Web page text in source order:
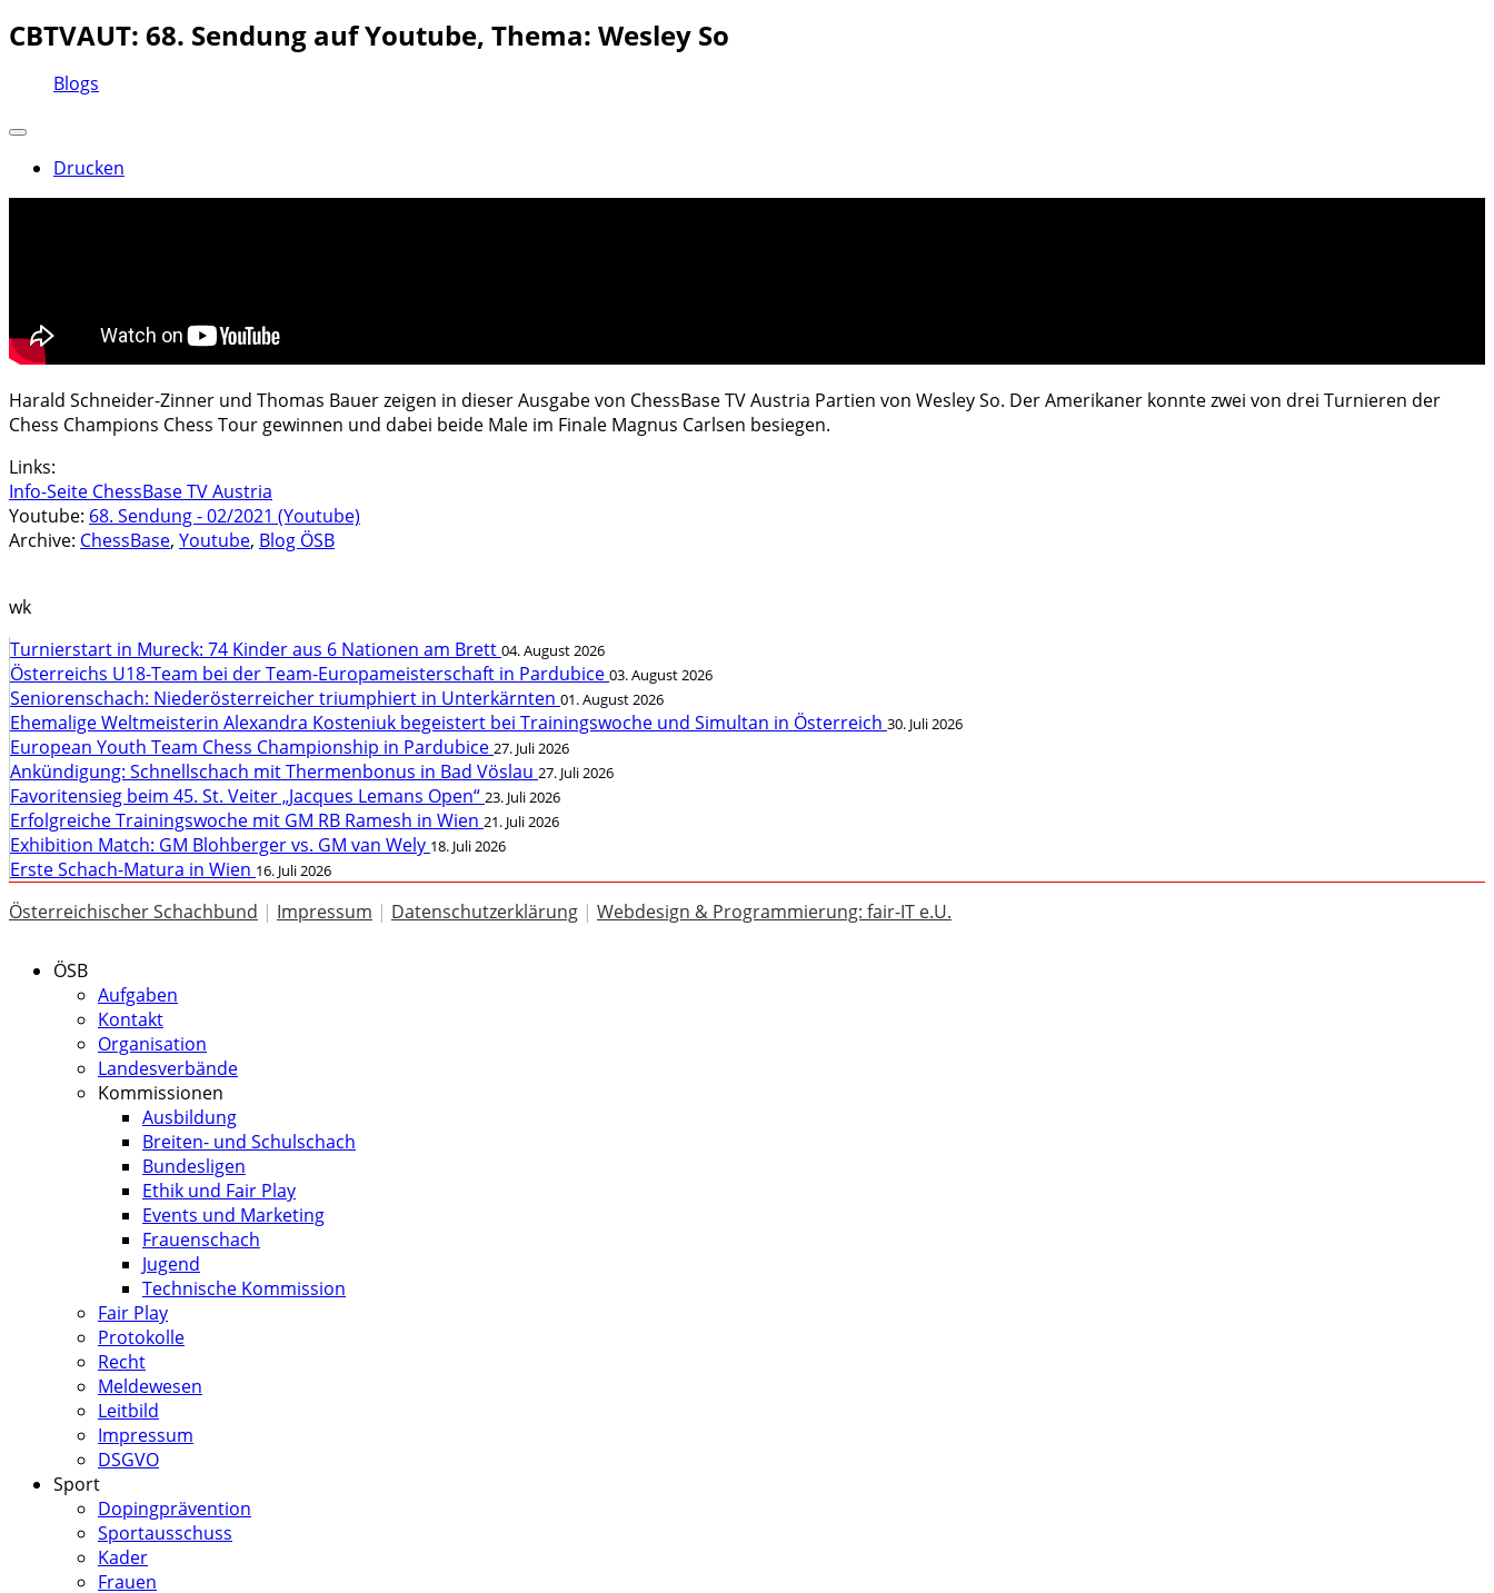
CBTVAUT: 68. Sendung auf Youtube, Thema: Wesley So
Blogs
Drucken
Harald Schneider-Zinner und Thomas Bauer zeigen in dieser Ausgabe von ChessBase TV Austria Partien von Wesley So. Der Amerikaner konnte zwei von drei Turnieren der
Chess Champions Chess Tour gewinnen und dabei beide Male im Finale Magnus Carlsen besiegen.
Links:
Info-Seite ChessBase TV Austria
Youtube: 68. Sendung - 02/2021 (Youtube)
Archive: ChessBase, Youtube, Blog ÖSB
wk
Turnierstart in Mureck: 74 Kinder aus 6 Nationen am Brett 04. August 2026
Österreichs U18-Team bei der Team-Europameisterschaft in Pardubice 03. August 2026
Seniorenschach: Niederösterreicher triumphiert in Unterkärnten 01. August 2026
Ehemalige Weltmeisterin Alexandra Kosteniuk begeistert bei Trainingswoche und Simultan in Österreich 30. Juli 2026
European Youth Team Chess Championship in Pardubice 27. Juli 2026
Ankündigung: Schnellschach mit Thermenbonus in Bad Vöslau 27. Juli 2026
Favoritensieg beim 45. St. Veiter „Jacques Lemans Open“ 23. Juli 2026
Erfolgreiche Trainingswoche mit GM RB Ramesh in Wien 21. Juli 2026
Exhibition Match: GM Blohberger vs. GM van Wely 18. Juli 2026
Erste Schach-Matura in Wien 16. Juli 2026
Österreichischer Schachbund | Impressum | Datenschutzerklärung | Webdesign & Programmierung: fair-IT e.U.
ÖSB
Aufgaben
Kontakt
Organisation
Landesverbände
Kommissionen
Ausbildung
Breiten- und Schulschach
Bundesligen
Ethik und Fair Play
Events und Marketing
Frauenschach
Jugend
Technische Kommission
Fair Play
Protokolle
Recht
Meldewesen
Leitbild
Impressum
DSGVO
Sport
Dopingprävention
Sportausschuss
Kader
Frauen